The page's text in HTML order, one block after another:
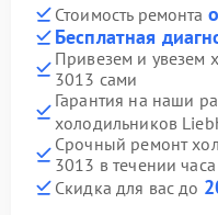
Стоимость ремонта
Бесплатная
Привезем и увезем
3013 сами
Гарантия на наши
холодильников
Срочный ремонт
3013 в течении часа
Скидка для вас до